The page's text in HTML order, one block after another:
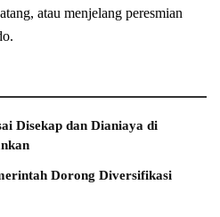
atau menjelang peresmian
Disekap dan Dianiaya di
Dorong Diversifikasi